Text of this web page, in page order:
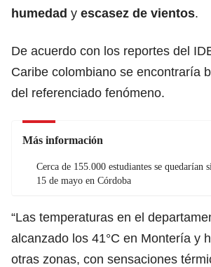
humedad y escasez de vientos.
De acuerdo con los reportes del
Caribe colombiano se encontraría
del referenciado fenómeno.
Más información
Cerca de 155.000 estudiantes se quedarían
15 de mayo en Córdoba
“Las temperaturas en el
alcanzado los 41°C en Montería y
otras zonas, con sensaciones